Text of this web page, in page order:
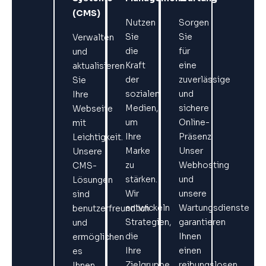
(CMS)
Verwalten
und
aktualisieren
Sie
Ihre
Webseite
mit
Leichtigkeit.
Unsere
CMS-
Lösungen
sind
benutzerfreundlich
und
ermöglichen
es
Nutzen
Sie
die
Kraft
der
sozialen
Medien,
um
Ihre
Marke
zu
stärken.
Wir
entwickeln
Strategien,
die
Ihre
Sorgen
Sie
für
eine
zuverlässige
und
sichere
Online-
Präsenz.
Unser
Webhosting
und
unsere
Wartungsdienste
garantieren
Ihnen
einen